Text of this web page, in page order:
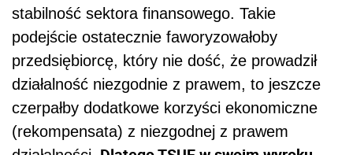
stabilność sektora finansowego. Takie
podejście ostatecznie faworyzowałoby
przedsiębiorcę, który nie dość, że prowadził
działalność niezgodnie z prawem, to jeszcze
czerpałby dodatkowe korzyści ekonomiczne
(rekompensata) z niezgodnej z prawem